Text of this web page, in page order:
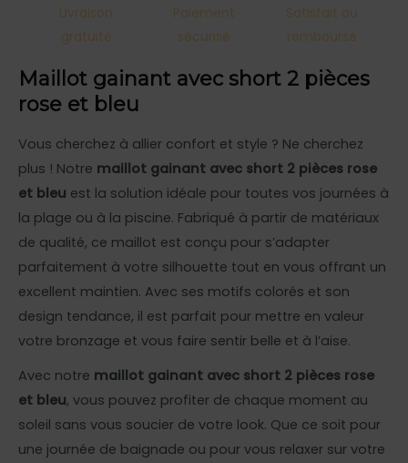
Livraison
gratuite
Paiement
sécurisé
Satisfait ou
remboursé
Maillot gainant avec short 2 pièces
rose et bleu
Vous cherchez à allier confort et style ? Ne cherchez
plus ! Notre maillot gainant avec short 2 pièces rose
et bleu est la solution idéale pour toutes vos journées à
la plage ou à la piscine. Fabriqué à partir de matériaux
de qualité, ce maillot est conçu pour s’adapter
parfaitement à votre silhouette tout en vous offrant un
excellent maintien. Avec ses motifs colorés et son
design tendance, il est parfait pour mettre en valeur
votre bronzage et vous faire sentir belle et à l’aise.
Avec notre maillot gainant avec short 2 pièces rose
et bleu, vous pouvez profiter de chaque moment au
soleil sans vous soucier de votre look. Que ce soit pour
une journée de baignade ou pour vous relaxer sur votre